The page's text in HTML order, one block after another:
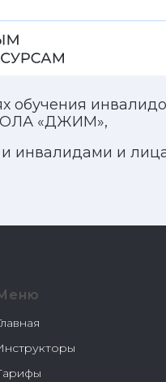
инвалидов и
и лицами